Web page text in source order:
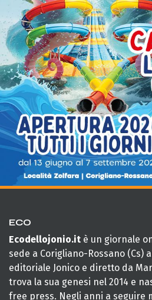
ECO
Ecodellojonio.it è un giornale
sede a Corigliano-Rossano (Cs)
editoriale Jonico e diretto da
trova la sua genesi nel 2014 e
free press. Negli anni a seguire